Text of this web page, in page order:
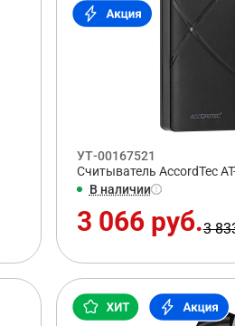
УТ-00167521
Считыватель AccordTec
В наличии
3 066 руб.3